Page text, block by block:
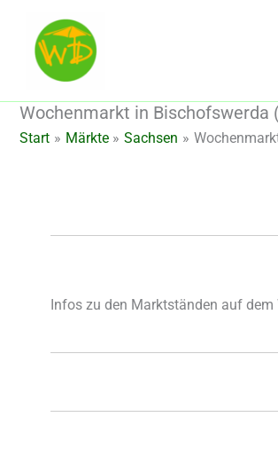
springen
Wochenmarkt in Bischofswerda
Start Märkte Sachsen
Infos zu den Marktständen auf